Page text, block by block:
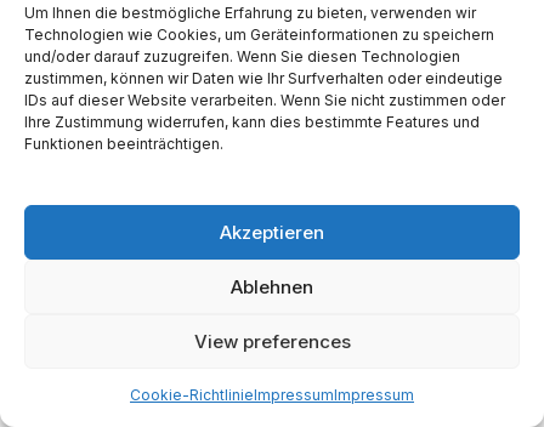
Um Ihnen die bestmögliche Erfahrung zu bieten, verwenden wir
Technologien wie Cookies, um Geräteinformationen zu speichern
und/oder darauf zuzugreifen. Wenn Sie diesen Technologien
zustimmen, können wir Daten wie Ihr Surfverhalten oder eindeutige
IDs auf dieser Website verarbeiten. Wenn Sie nicht zustimmen oder
Ihre Zustimmung widerrufen, kann dies bestimmte Features und
Funktionen beeinträchtigen.
Akzeptieren
Ablehnen
View preferences
Cookie-RichtlinieImpressumImpressum
und lösten in der niederländischen Republik eine
kleinere, nachahmende Blase aus.
4.1 Die vernetzten Märkte von Paris,
London und Amsterdam
unangefochtene Finanzzentrum Europas, mit einer
hochentwickelten Börse, einem robusten
Bankensystem und einem tiefen Kapitalmarkt.
Akteure in beiden Spekulationsblasen. Sie beteiligten